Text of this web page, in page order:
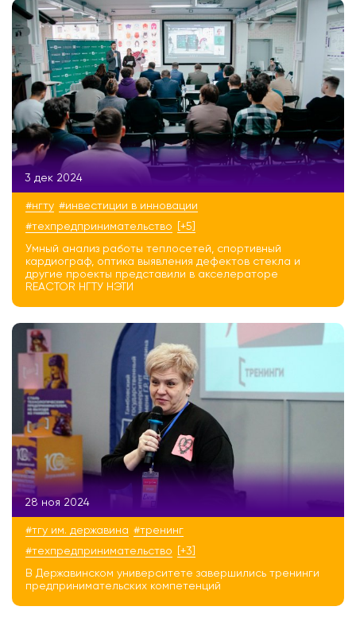
3 дек 2024
#нгту #инвестиции в инновации
#техпредпринимательство
[+5]
Умный анализ работы теплосетей, спортивный
кардиограф, оптика выявления дефектов стекла и
другие проекты представили в акселераторе
REACTOR НГТУ НЭТИ
28 ноя 2024
#тгу им. державина #тренинг
#техпредпринимательство
[+3]
В Державинском университете завершились тренинги
предпринимательских компетенций